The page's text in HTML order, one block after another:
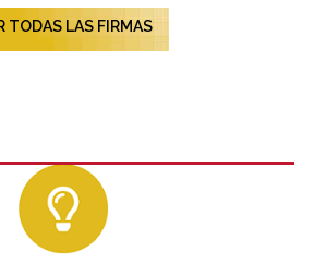
TODAS LAS FIRMAS